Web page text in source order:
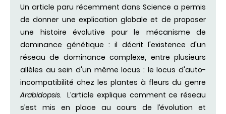
Un article paru récemment dans Science a permis
de donner une explication globale et de proposer
une histoire évolutive pour le mécanisme de
dominance génétique : il décrit l'existence d'un
réseau de dominance complexe, entre plusieurs
allèles au sein d'un même locus : le locus d'auto-
incompatibilité chez les plantes à fleurs du genre
Arabidopsis. L’article explique comment ce réseau
s’est mis en place au cours de l’évolution et